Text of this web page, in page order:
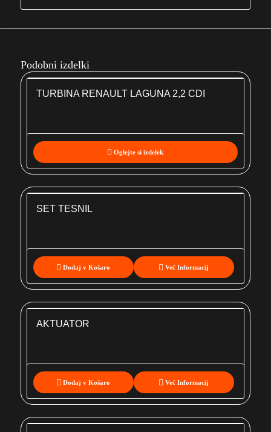
Podobni izdelki
TURBINA RENAULT LAGUNA 2,2 CDI
Oglejte si izdelek
SET TESNIL
Dodaj v Košaro Več Informacij
AKTUATOR
Dodaj v Košaro Več Informacij